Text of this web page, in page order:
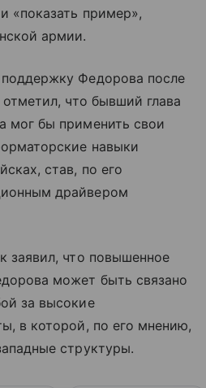
«показать пример»,
армии.
Федорова после
отметил, что бывший глава
мог бы применить свои
навыки
став, по его
драйвером
заявил, что повышенное
может быть связано
за высокие
в которой, по его мнению,
структуры.